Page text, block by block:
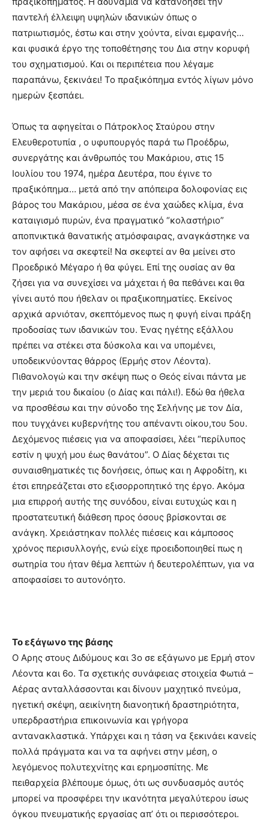
παντελή έλλειψη υψηλών ιδανικών όπως ο
πατριωτισμός, έστω και στην χούντα, είναι εμφανής…
και φυσικά έργο της τοποθέτησης του Δια στην κορυφή
του σχηματισμού. Και οι περιπέτεια που λέγαμε
παραπάνω, ξεκινάει! Το πραξικόπημα εντός λίγων μόνο
ημερών ξεσπάει.
Όπως τα αφηγείται ο Πάτροκλος Σταύρου στην
Ελευθεροτυπία , ο υφυπουργός παρά τω Προέδρω,
συνεργάτης και άνθρωπός του Μακάριου, στις 15
Ιουλίου του 1974, ημέρα Δευτέρα, που έγινε το
πραξικόπημα… μετά από την απόπειρα δολοφονίας εις
βάρος του Μακάριου, μέσα σε ένα χαώδες κλίμα, ένα
καταιγισμό πυρών, ένα πραγματικό “κολαστήριο”
αποπνικτικά θανατικής ατμόσφαιρας, αναγκάστηκε να
τον αφήσει να σκεφτεί! Να σκεφτεί αν θα μείνει στο
Προεδρικό Μέγαρο ή θα φύγει. Επί της ουσίας αν θα
ζήσει για να συνεχίσει να μάχεται ή θα πεθάνει και θα
γίνει αυτό που ήθελαν οι πραξικοπηματίες. Εκείνος
αρχικά αρνιόταν, σκεπτόμενος πως η φυγή είναι πράξη
προδοσίας των ιδανικών του. Ένας ηγέτης εξάλλου
πρέπει να στέκει στα δύσκολα και να υπομένει,
υποδεικνύοντας θάρρος (Ερμής στον Λέοντα).
Πιθανολογώ και την σκέψη πως ο Θεός είναι πάντα με
την μεριά του δικαίου (ο Δίας και πάλι!). Εδώ θα ήθελα
να προσθέσω και την σύνοδο της Σελήνης με τον Δία,
που τυγχάνει κυβερνήτης του απέναντι οίκου,του 5ου.
Δεχόμενος πιέσεις για να αποφασίσει, λέει “περίλυπος
εστίν η ψυχή μου έως θανάτου”. Ο Δίας δέχεται τις
συναισθηματικές τις δονήσεις, όπως και η Αφροδίτη, κι
έτσι επηρεάζεται στο εξισορροπητικό της έργο. Ακόμα
μια επιρροή αυτής της συνόδου, είναι ευτυχώς και η
προστατευτική διάθεση προς όσους βρίσκονται σε
ανάγκη. Χρειάστηκαν πολλές πιέσεις και κάμποσος
χρόνος περισυλλογής, ενώ είχε προειδοποιηθεί πως η
σωτηρία του ήταν θέμα λεπτών ή δευτερολέπτων, για να
αποφασίσει το αυτονόητο.
Το εξάγωνο της βάσης
Ο Αρης στους Διδύμους και 3ο σε εξάγωνο με Ερμή στον
Λέοντα και 6ο. Τα σχετικής συνάφειας στοιχεία Φωτιά –
Αέρας ανταλλάσσονται και δίνουν μαχητικό πνεύμα,
ηγετική σκέψη, αεικίνητη διανοητική δραστηριότητα,
υπερδραστήρια επικοινωνία και γρήγορα
αντανακλαστικά. Υπάρχει και η τάση να ξεκινάει κανείς
πολλά πράγματα και να τα αφήνει στην μέση, ο
λεγόμενος πολυτεχνίτης και ερημοσπίτης. Με
πειθαρχεία βλέπουμε όμως, ότι ως συνδυασμός αυτός
μπορεί να προσφέρει την ικανότητα μεγαλύτερου ίσως
όγκου πνευματικής εργασίας απ’ ότι οι περισσότεροι.